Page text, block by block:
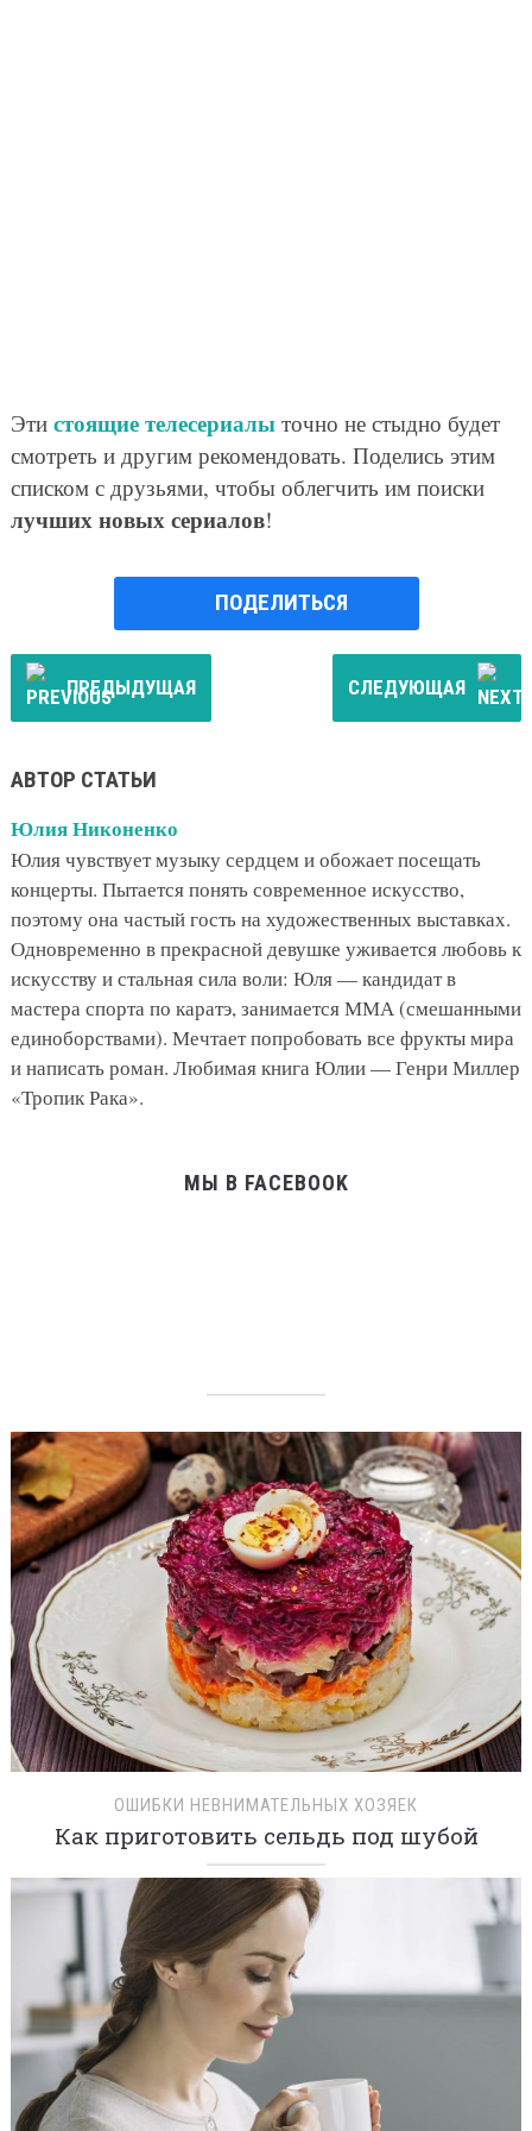
Эти стоящие телесериалыточно не стыдно будет
смотреть и другим рекомендовать. Поделись этим
списком с друзьями, чтобы облегчить им поиски
лучших новых сериалов!
ПОДЕЛИТЬСЯ
ПРЕДЫДУЩАЯ СЛЕДУЮЩАЯ
АВТОР СТАТЬИ
Юлия Никоненко
Юлия чувствует музыку сердцем и обожает посещать
концерты. Пытается понять современное искусство,
поэтому она частый гость на художественных выставках.
Одновременно в прекрасной девушке уживается любовь к
искусству и стальная сила воли: Юля — кандидат в
мастера спорта по каратэ, занимается ММА (смешанными
единоборствами). Мечтает попробовать все фрукты мира
и написать роман. Любимая книга Юлии — Генри Миллер
«Тропик Рака».
МЫ В FACEBOOK
ОШИБКИ НЕВНИМАТЕЛЬНЫХ ХОЗЯЕК
Как приготовить сельдь под шубой